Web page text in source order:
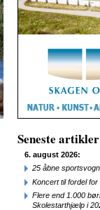
Seneste artikler
6. august 2026:
25 åbne
Koncert til fordel
Flere end 1.000
Skolestarthjælp i